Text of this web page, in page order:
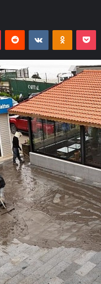
PinterestReddit VKontakte